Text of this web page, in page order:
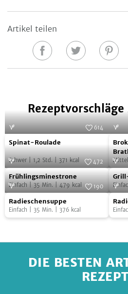
Artikel teilen
Auf
Auf
Auf
Spinat-
Roulade
614
Spinat-Roulade
Schwer| 1,2 Std. 371 kcal Mittel
Frühlingsminestrone
Foto:SevenCooks
472
Frühlingsminestrone
Einfach 35 Min. 479 kcal
Radieschensuppe
190
Radieschensuppe
Einfach 35 Min. 376 kcal
DIE BESTEN